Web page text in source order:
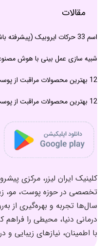
مقالات
اسم 33 حرکات ایروبیک (پیشرفته باشگاه) با فیلم و نکته
شبیه سازی عمل بینی با هوش مصنوعی: 3 بهترین برنامه و سایت
12 بهترین محصولات مراقبت از پوست ایرانی+ بهترین برندها
12 بهترین محصولات مراقبت از پوست کره ای+ نکات کاربردی
کلینیک ایران لیزر، مرکزی
تخصصی در حوزه پوست، مو،
سال‌ها تجربه و بهره‌گیری از
درمانی دنیا، محیطی را فراهم
با اطمینان، نیازهای زیبایی و